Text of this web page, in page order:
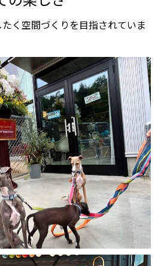
く空間づくりを目指されていま